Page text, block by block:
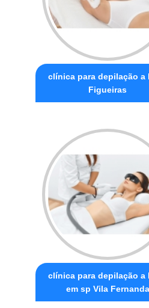
clínica para depilação a
Figueiras
clínica para depilação a
em sp Vila Fernanda